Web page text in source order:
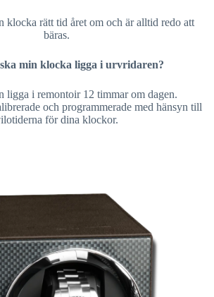
klocka rätt tid året om och är alltid redo att
bäras.
min klocka ligga i urvridaren?
ligga i remontoir 12 timmar om dagen.
och programmerade med hänsyn till
för dina klockor.